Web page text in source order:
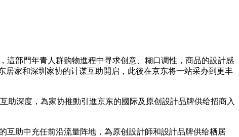
這部門年青人群购物進程中寻求创意、糊口调性，商品的設計感
居家和深圳家协的计谋互助開启，此後在京东将一站采办到更丰
助深度，為家协推動引進京东的國际及原创設計品牌供给招商入
互助中充任前沿流量阵地，為原创設計師和設計品牌供给栖居